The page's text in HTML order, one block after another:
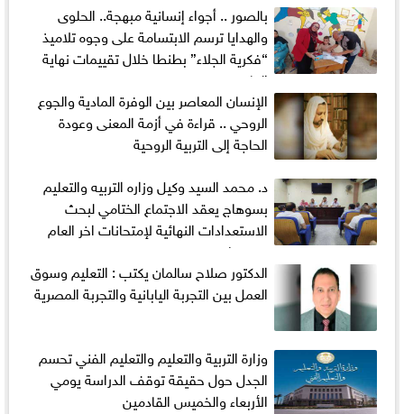
بالصور .. أجواء إنسانية مبهجة.. الحلوى
والهدايا ترسم الابتسامة على وجوه تلاميذ
“فكرية الجلاء” بطنطا خلال تقييمات نهاية
العام
الإنسان المعاصر بين الوفرة المادية والجوع
الروحي .. قراءة في أزمة المعنى وعودة
الحاجة إلى التربية الروحية
د. محمد السيد وكيل وزاره التربيه والتعليم
بسوهاج يعقد الاجتماع الختامي لبحث
الاستعدادات النهائية لإمتحانات اخر العام
الدكتور صلاح سالمان يكتب : التعليم وسوق
العمل بين التجربة اليابانية والتجربة المصرية
وزارة التربية والتعليم والتعليم الفني تحسم
الجدل حول حقيقة توقف الدراسة يومي
الأربعاء والخميس القادمين